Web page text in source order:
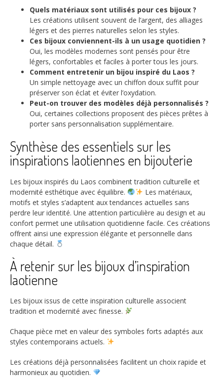
Quels matériaux sont utilisés pour ces bijoux ?
Les créations utilisent souvent de l’argent, des alliages
légers et des pierres naturelles selon les styles.
Ces bijoux conviennent-ils à un usage quotidien ?
Oui, les modèles modernes sont pensés pour être
légers, confortables et faciles à porter tous les jours.
Comment entretenir un bijou inspiré du Laos ?
Un simple nettoyage avec un chiffon doux suffit pour
préserver son éclat et éviter l’oxydation.
Peut-on trouver des modèles déjà personnalisés ?
Oui, certaines collections proposent des pièces prêtes à
porter sans personnalisation supplémentaire.
Synthèse des essentiels sur les
inspirations laotiennes en bijouterie
Les bijoux inspirés du Laos combinent tradition culturelle et
modernité esthétique avec équilibre.
Les matériaux,
motifs et styles s’adaptent aux tendances actuelles sans
perdre leur identité. Une attention particulière au design et au
confort permet une utilisation quotidienne facile. Ces créations
offrent ainsi une expression élégante et personnelle dans
chaque détail.
À retenir sur les bijoux d’inspiration
laotienne
Les bijoux issus de cette inspiration culturelle associent
tradition et modernité avec finesse.
Chaque pièce met en valeur des symboles forts adaptés aux
styles contemporains actuels.
Les créations déjà personnalisées facilitent un choix rapide et
harmonieux au quotidien.